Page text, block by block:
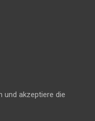
und akzeptiere die